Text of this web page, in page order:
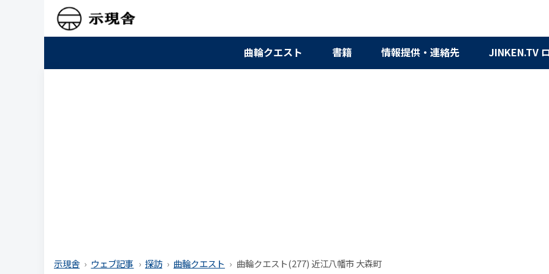
曲輪クエスト 書籍 情報提供・連絡先 JINKEN.TV
示現舎 ウェブ記事 探訪 曲輪クエスト 曲輪クエスト(277) 近江八幡市 大森町